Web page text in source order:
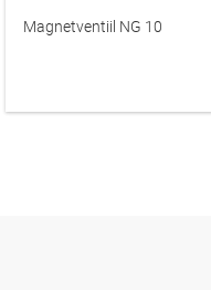
Magnetventiil NG 10